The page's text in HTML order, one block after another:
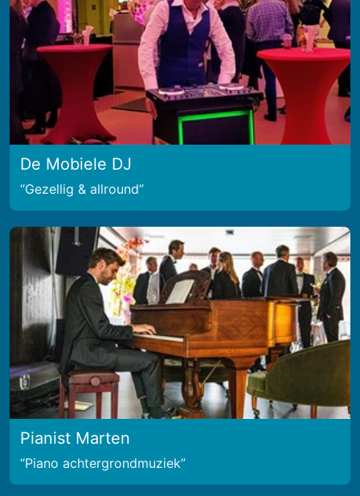
De Mobiele DJ
Gezellig & allround
Pianist Marten
Piano achtergrondmuziek